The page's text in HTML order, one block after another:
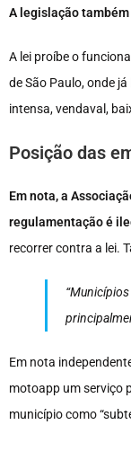
A legislação
A lei proíbe o
de São Paulo, onde
intensa, vendaval,
Posição das
Em nota, a
regulamentação é
recorrer contra a lei.
Em nota
motoapp um serviço
município como